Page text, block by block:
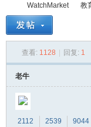
WatchMarket
›
教
查看: 1128 回复: 1
老牛
2112
2539
9044